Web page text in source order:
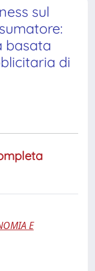
sul
basata
di
E